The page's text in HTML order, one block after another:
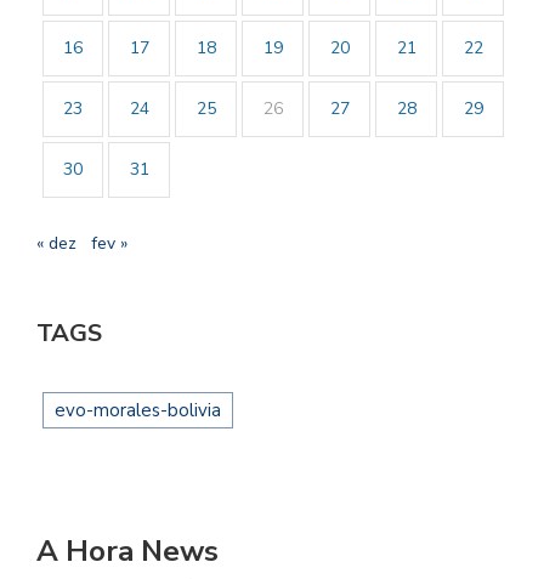
16 17 18 19 20 21 22
23 24 25 26 27 28 29
30 31
« dez fev »
TAGS
evo-morales-bolivia
A Hora News